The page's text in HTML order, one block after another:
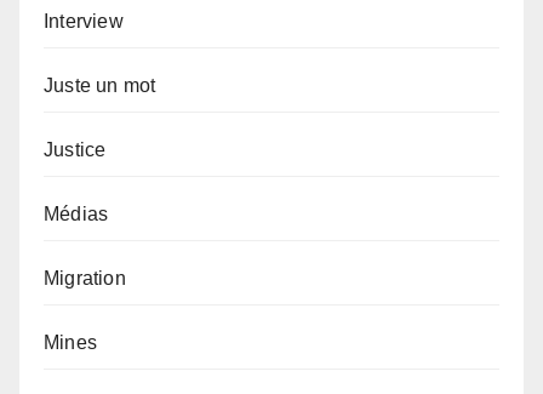
Interview
Juste un mot
Justice
Médias
Migration
Mines